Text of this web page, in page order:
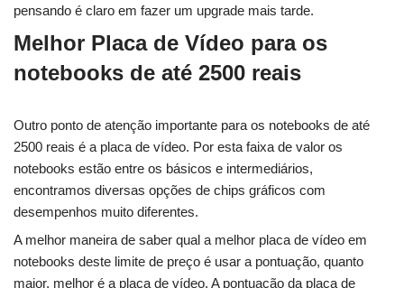
pensando é claro em fazer um upgrade mais tarde.
Melhor Placa de Vídeo para os
notebooks de até 2500 reais
Outro ponto de atenção importante para os notebooks de até
2500 reais é a placa de vídeo. Por esta faixa de valor os
notebooks estão entre os básicos e intermediários,
encontramos diversas opções de chips gráficos com
desempenhos muito diferentes.
A melhor maneira de saber qual a melhor placa de vídeo em
notebooks deste limite de preço é usar a pontuação, quanto
maior, melhor é a placa de vídeo. A pontuação da placa de